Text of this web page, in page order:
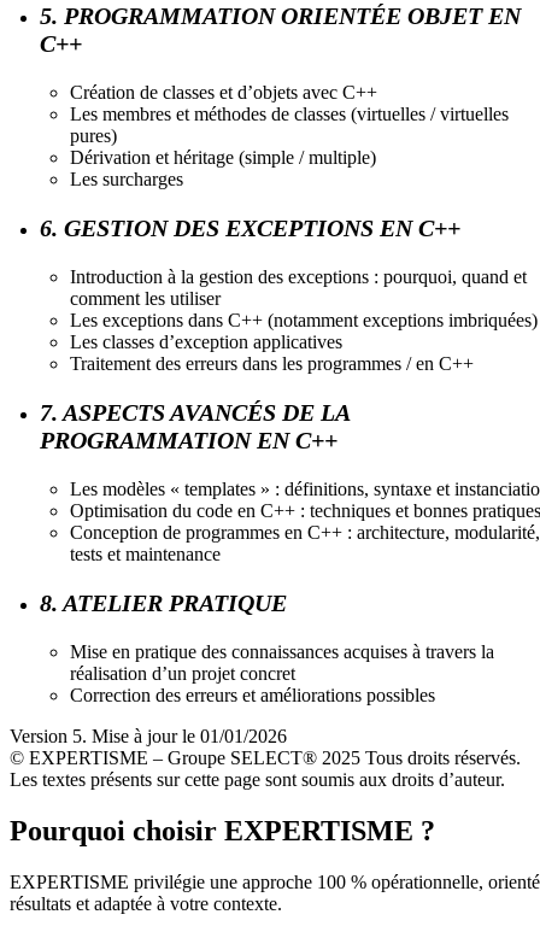
5. PROGRAMMATION ORIENTÉE OBJET EN
C++
Création de classes et d’objets avec C++
Les membres et méthodes de classes (virtuelles / virtuelles
pures)
Dérivation et héritage (simple / multiple)
Les surcharges
6. GESTION DES EXCEPTIONS EN C++
Introduction à la gestion des exceptions : pourquoi, quand et
comment les utiliser
Les exceptions dans C++ (notamment exceptions imbriquées)
Les classes d’exception applicatives
Traitement des erreurs dans les programmes / en C++
7. ASPECTS AVANCÉS DE LA
PROGRAMMATION EN C++
Les modèles « templates » : définitions, syntaxe et
Optimisation du code en C++ : techniques et bonnes pratiques
Conception de programmes en C++ : architecture, modularité,
tests et maintenance
8. ATELIER PRATIQUE
Mise en pratique des connaissances acquises à travers la
réalisation d’un projet concret
Correction des erreurs et améliorations possibles
Version 5. Mise à jour le 01/01/2026
© EXPERTISME – Groupe SELECT® 2025 Tous droits réservés.
Les textes présents sur cette page sont soumis aux droits d’auteur.
Pourquoi choisir EXPERTISME ?
EXPERTISME privilégie une approche 100 % opérationnelle,
résultats et adaptée à votre contexte.